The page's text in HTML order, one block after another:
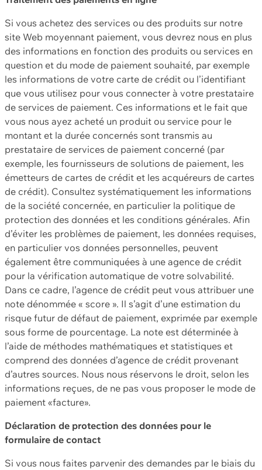
Si vous achetez des services ou des produits sur notre
site Web moyennant paiement, vous devrez nous en plus
des informations en fonction des produits ou services en
question et du mode de paiement souhaité, par exemple
les informations de votre carte de crédit ou l’identifiant
que vous utilisez pour vous connecter à votre prestataire
de services de paiement. Ces informations et le fait que
vous nous ayez acheté un produit ou service pour le
montant et la durée concernés sont transmis au
prestataire de services de paiement concerné (par
exemple, les fournisseurs de solutions de paiement, les
émetteurs de cartes de crédit et les acquéreurs de cartes
de crédit). Consultez systématiquement les informations
de la société concernée, en particulier la politique de
protection des données et les conditions générales. Afin
d’éviter les problèmes de paiement, les données requises,
en particulier vos données personnelles, peuvent
également être communiquées à une agence de crédit
pour la vérification automatique de votre solvabilité.
Dans ce cadre, l’agence de crédit peut vous attribuer une
note dénommée « score ». Il s’agit d’une estimation du
risque futur de défaut de paiement, exprimée par exemple
sous forme de pourcentage. La note est déterminée à
l’aide de méthodes mathématiques et statistiques et
comprend des données d’agence de crédit provenant
d’autres sources. Nous nous réservons le droit, selon les
informations reçues, de ne pas vous proposer le mode de
paiement «facture».
Déclaration de protection des données pour le
formulaire de contact
Si vous nous faites parvenir des demandes par le biais du